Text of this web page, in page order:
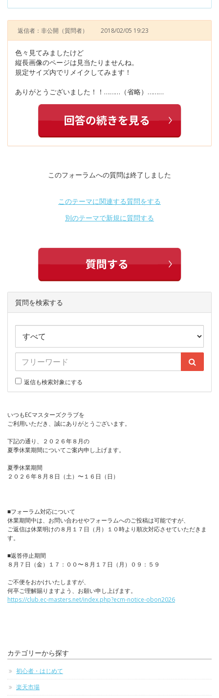
返信者：非公開 （質問者） 2018/02/05 19:23
色々見てみましたけど
縦長画像のページは見当たりませんね。
規定サイズ内でリメイクしてみます！
ありがとうございました！！………（省略）………
このフォーラムへの質問は終了しました
このテーマに関連する質問をする
別のテーマで新規に質問する
質問を検索する
返信も検索対象にする
いつもECマスターズクラブを
ご利用いただき、誠にありがとうございます。
下記の通り、２０２６年８月の
夏季休業期間についてご案内申し上げます。
夏季休業期間
２０２６年８月８日（土）〜１６日（日）
■フォーラム対応について
休業期間中は、お問い合わせやフォーラムへのご投稿は可能ですが、
ご返信は休業明けの８月１７日（月）１０時より順次対応させていただきま
す。
■返答停止期間
８月７日（金）１７：００〜８月１７日（月）０９：５９
ご不便をおかけいたしますが、
何卒ご理解賜りますよう、お願い申し上げます。
https://club.ec-masters.net/index.php?ecm-notice-obon2026
カテゴリーから探す
初心者・はじめて
楽天市場